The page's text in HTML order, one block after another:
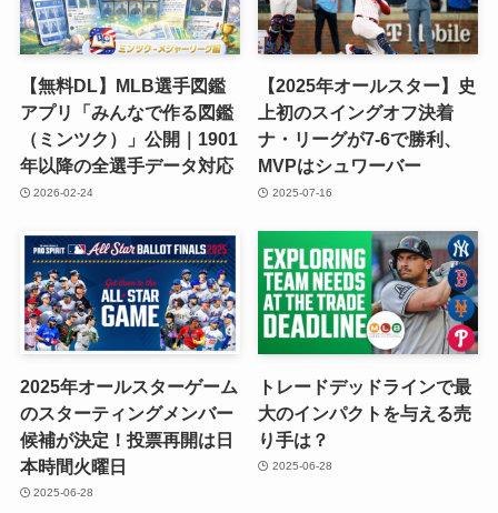
【無料DL】MLB選手図鑑
アプリ「みんなで作る図鑑
（ミンツク）」公開｜1901
年以降の全選手データ対応
2026-02-24
【2025年オールスター】史
上初のスイングオフ決着
ナ・リーグが7-6で勝利、
MVPはシュワーバー
2025-07-16
2025年オールスターゲーム
のスターティングメンバー
候補が決定！投票再開は日
本時間火曜日
2025-06-28
トレードデッドラインで最
大のインパクトを与える売
り手は？
2025-06-28